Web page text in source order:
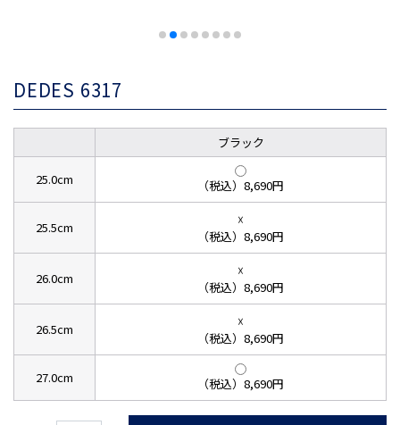
DEDES 6317
ブラック
25.0cm （税込）8,690円
25.5cm
☓
（税込）8,690円
26.0cm
☓
（税込）8,690円
26.5cm
☓
（税込）8,690円
27.0cm （税込）8,690円